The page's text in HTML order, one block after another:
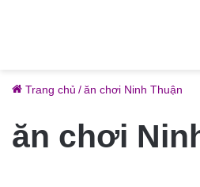
Trang chủ /ăn chơi Ninh Thuận
ăn chơi